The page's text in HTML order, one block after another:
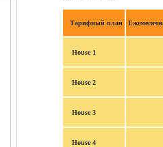
Тарифный план
House 1
House 2
House 3
House 4